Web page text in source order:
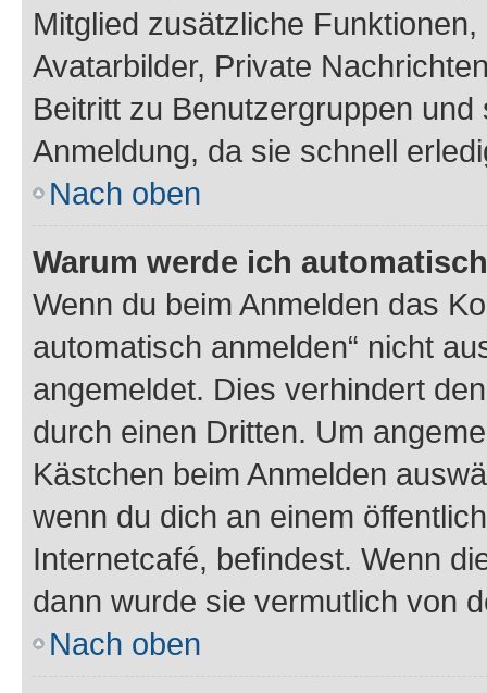
Mitglied zusätzliche
Avatarbilder, Private
Beitritt zu Benutzergruppen
Anmeldung, da sie schnell
Nach oben
Warum werde ich
Wenn du beim Anmelden das
automatisch anmelden“ nicht
angemeldet. Dies verhindert
durch einen Dritten. Um
Kästchen beim Anmelden
wenn du dich an einem
Internetcafé, befindest. Wenn
dann wurde sie vermutlich von
Nach oben